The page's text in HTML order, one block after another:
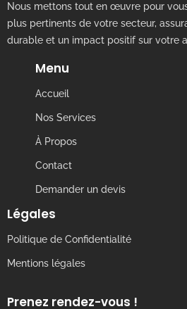
Nous mettons tout en œuvre pour
plus pertinents de votre secteur,
durable et un impact positif sur votre
Menu
Accueil
Nos Services
À Propos
Contact
Demander un devis
Légales
Politique de Confidentialité
Mentions légales
Prenez rendez-vous !